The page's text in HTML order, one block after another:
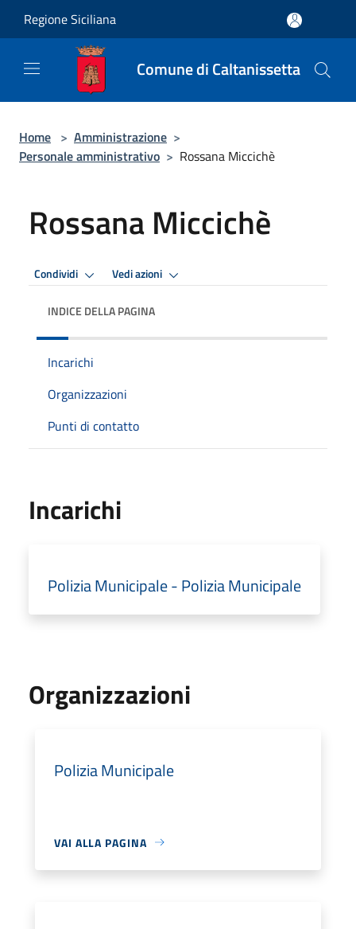
Regione Siciliana
Comune di Caltanissetta
Home > Amministrazione >
Personale amministrativo > Rossana Miccichè
Rossana Miccichè
Condividi Vedi azioni
INDICE DELLA PAGINA
Incarichi
Organizzazioni
Punti di contatto
Incarichi
Polizia Municipale - Polizia Municipale
Organizzazioni
Polizia Municipale
VAI ALLA PAGINA